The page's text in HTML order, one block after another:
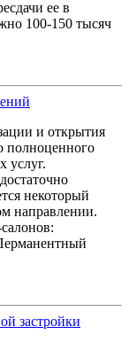
ее в
100-150 тысяч
и открытия
полноценного
услуг.
некоторый
направлении.
застройки